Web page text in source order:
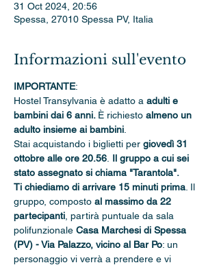
31 Oct 2024, 20:56
Spessa, 27010 Spessa PV, Italia
Informazioni sull'evento
IMPORTANTE:
Hostel Transylvania è adatto a adulti e
bambini dai 6 anni. È richiesto almeno un
adulto insieme ai bambini
Stai acquistando i biglietti per giovedì 31
ottobre alle ore 20.56 Il gruppo a cui sei
stato assegnato si chiama "Tarantola".
Ti chiediamo di arrivare 15 minuti prima . Il
gruppo, composto al massimo da 22
partecipanti , partirà puntuale da sala
polifunzionale Casa Marchesi di Spessa
(PV) - Via Palazzo, vicino al Bar Po: un
personaggio vi verrà a prendere e vi